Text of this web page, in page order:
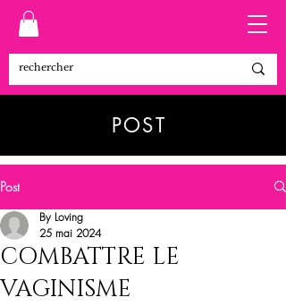
POST
Post
COMBATTRE LE
VAGINISME
By Loving
25 mai 2024